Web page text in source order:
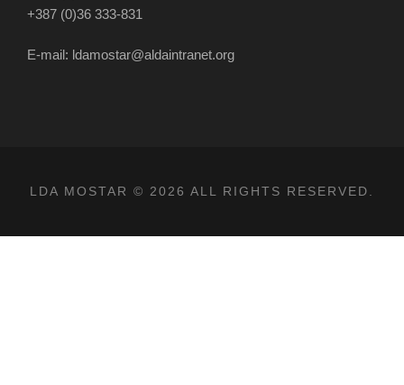
+387 (0)36 333-831
E-mail: ldamostar@aldaintranet.org
LDA MOSTAR © 2026 ALL RIGHTS RESERVED.